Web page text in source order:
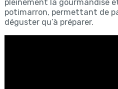
pleinement la gourmandise
potimarron, permettant de
déguster qu’à préparer.